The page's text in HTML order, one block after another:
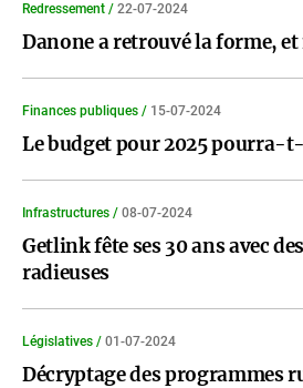
Redressement / 22-07-2024
Danone a retrouvé la forme,
Finances publiques / 15-07-2024
Le budget pour 2025 pourra-
Infrastructures / 08-07-2024
Getlink fête ses 30 ans avec
radieuses
Législatives / 01-07-2024
Décryptage des programmes